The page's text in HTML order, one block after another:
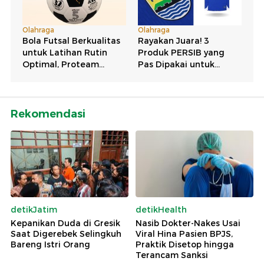
Rekomendasi
detikJatim
Kepanikan Duda di Gresik
Saat Digerebek Selingkuh
Bareng Istri Orang
detikHealth
Nasib Dokter-Nakes Usai
Viral Hina Pasien BPJS,
Praktik Disetop hingga
Terancam Sanksi